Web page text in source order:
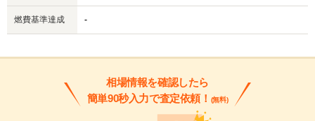
燃費基準達成 -
相場情報を確認したら
簡単90秒入力で査定依頼！ (無料)